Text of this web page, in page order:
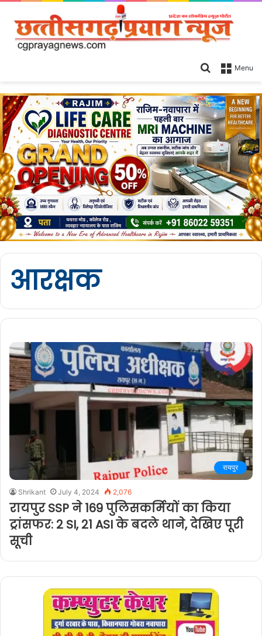
Menu
Search
आरक्षक
रायपुर
Shrikant July 4, 2024 2,076
रायपुर SSP ने 169 पुलिसकर्मियों का किया
ट्रांसफर: 2 SI, 21 ASI के बदले थाने, देखिए पूरी
सूची